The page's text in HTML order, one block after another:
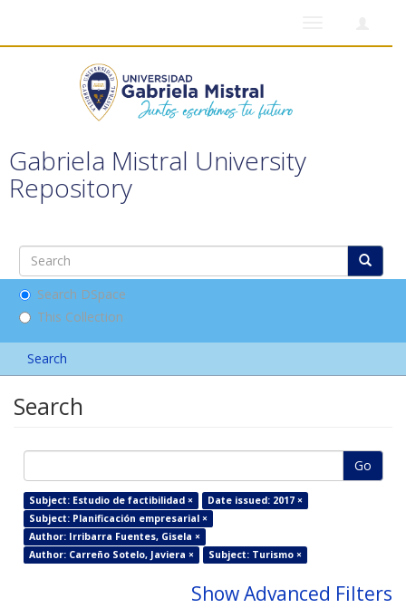
Gabriela Mistral University
Repository
Search DSpace
This Collection
Search
Search
Go
Subject: Estudio de factibilidad ×
Date issued: 2017 ×
Subject: Planificación empresarial ×
Author: Irribarra Fuentes, Gisela ×
Author: Carreño Sotelo, Javiera ×
Subject: Turismo ×
Show Advanced Filters